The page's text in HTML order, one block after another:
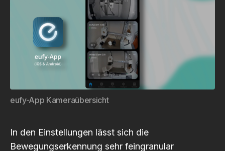
eufy-App Kameraübersicht
In den Einstellungen lässt sich die
Bewegungserkennung sehr feingranular